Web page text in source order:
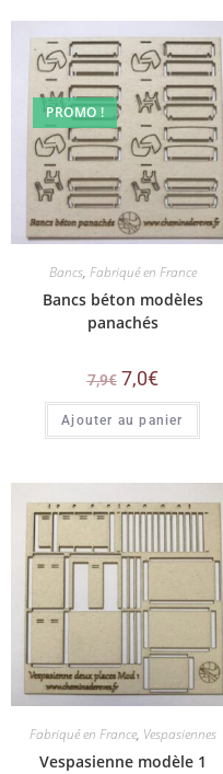
PROMO !
Bancs, Fabriqué en France
Bancs béton modèles
panachés
7,9€ 7,0€
Ajouter au panier
Fabriqué en France, Vespasiennes
Vespasienne modèle 1